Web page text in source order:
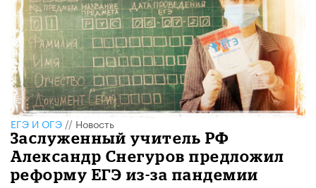
ЕГЭ И ОГЭ // Новость
Заслуженный учитель РФ
Александр Снегуров предложил
реформу ЕГЭ из-за пандемии